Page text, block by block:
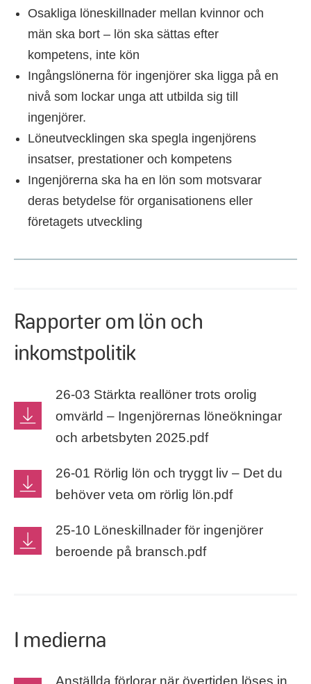
Osakliga löneskillnader mellan kvinnor och
män ska bort – lön ska sättas efter
kompetens, inte kön
Ingångslönerna för ingenjörer ska ligga på en
nivå som lockar unga att utbilda sig till
ingenjörer.
Löneutvecklingen ska spegla ingenjörens
insatser, prestationer och kompetens
Ingenjörerna ska ha en lön som motsvarar
deras betydelse för organisationens eller
företagets utveckling
Rapporter om lön och
inkomstpolitik
26-03 Stärkta reallöner trots orolig
omvärld – Ingenjörernas löneökningar
och arbetsbyten 2025.pdf
26-01 Rörlig lön och tryggt liv – Det du
behöver veta om rörlig lön.pdf
25-10 Löneskillnader för ingenjörer
beroende på bransch.pdf
I medierna
Anställda förlorar när övertiden löses in